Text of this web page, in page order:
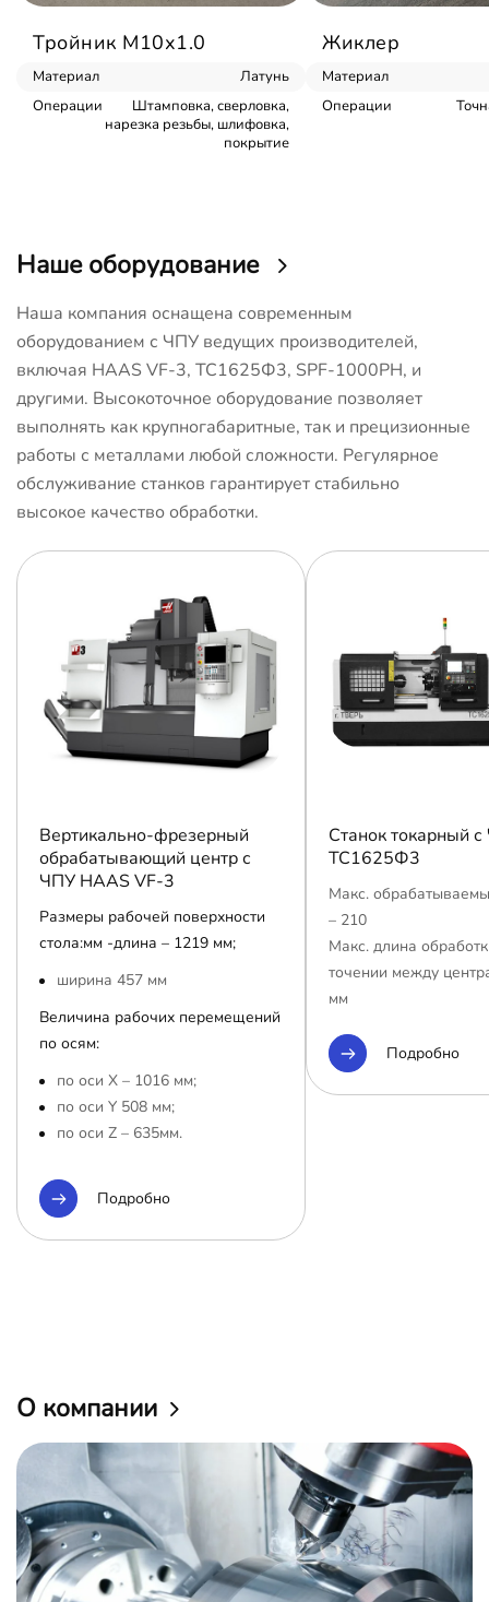
Тройник М10х1.0
Материал
Латунь
Операции
Штамповка, сверловка,
нарезка резьбы, шлифовка,
покрытие
Жиклер
Материал
Операции
Наше оборудование
Наша компания оснащена современным
оборудованием с ЧПУ ведущих производителей,
включая HAAS VF-3, ТС1625Ф3, SPF-1000PH, и
другими. Высокоточное оборудование позволяет
выполнять как крупногабаритные, так и прецизионные
работы с металлами любой сложности. Регулярное
обслуживание станков гарантирует стабильно
высокое качество обработки.
Вертикально-фрезерный
обрабатывающий центр с
ЧПУ HAAS VF-3
Размеры рабочей поверхности
стола:мм -длина – 1219 мм;
ширина 457 мм
Величина рабочих перемещений
по осям:
по оси Х – 1016 мм;
по оси Y 508 мм;
по оси Z – 635мм.
Подробно
Станок токарный
ТС1625Ф3
Макс.
– 210
Макс. длина
точении между
мм
Подробно
О компании